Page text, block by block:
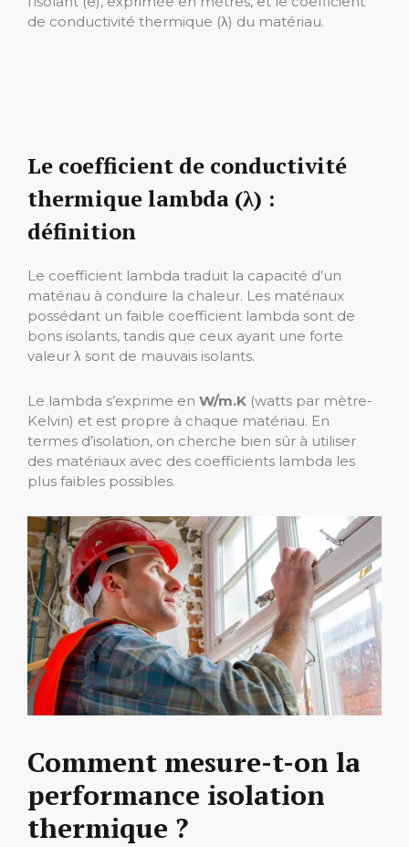
de conductivité thermique (λ) du matériau.
Le coefficient de conductivité
thermique lambda (λ) :
définition
Le coefficient lambda traduit la capacité d’un
matériau à conduire la chaleur. Les matériaux
possédant un faible coefficient lambda sont de
bons isolants, tandis que ceux ayant une forte
valeur λ sont de mauvais isolants.
Le lambda s’exprime en W/m.K (watts par mètre-
Kelvin) et est propre à chaque matériau. En
termes d’isolation, on cherche bien sûr à utiliser
des matériaux avec des coefficients lambda les
plus faibles possibles.
Comment mesure-t-on la
performance isolation
thermique ?